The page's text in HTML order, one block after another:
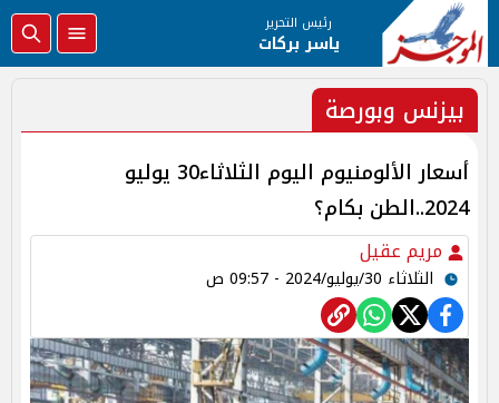
رئيس التحرير
ياسر بركات
بيزنس وبورصة
أسعار الألومنيوم اليوم الثلاثاء30 يوليو
2024..الطن بكام؟
مريم عقيل
الثلاثاء 30/يوليو/2024 - 09:57 ص